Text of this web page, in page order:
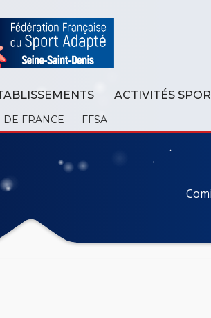
ACTIVITÉS
DE FRANCE FFSA